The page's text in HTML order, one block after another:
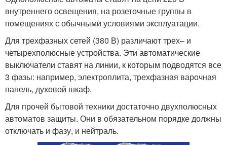
внутреннего освещения, на розеточные группы в
помещениях с обычными условиями эксплуатации.
Для трехфазных сетей (380 В) различают трех– и
четырехполюсные устройства. Эти автоматические
выключатели ставят на линии, к которым подводятся все
3 фазы: например, электроплита, трехфазная варочная
панель, духовой шкаф.
Для прочей бытовой техники достаточно двухполюсных
автоматов защиты. Они в обязательном порядке должны
отключать и фазу, и нейтраль.